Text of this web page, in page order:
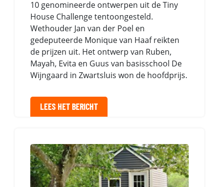
10 genomineerde ontwerpen uit de Tiny
House Challenge tentoongesteld.
Wethouder Jan van der Poel en
gedeputeerde Monique van Haaf reikten
de prijzen uit. Het ontwerp van Ruben,
Mayah, Evita en Guus van basisschool De
Wijngaard in Zwartsluis won de hoofdprijs.
LEES HET BERICHT